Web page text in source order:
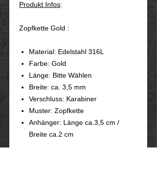
Produkt Infos:
Zopfkette Gold :
Material: Edelstahl 316L
Farbe: Gold
Länge: Bitte Wählen
Breite: ca. 3,5 mm
Verschluss: Karabiner
Muster: Zopfkette
Anhänger: Länge ca.3,5 cm /
Breite ca.2 cm